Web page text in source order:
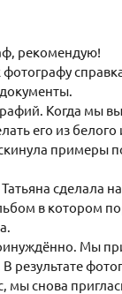
рекомендую!
Когда мы
его из
примеры
сделала
в котором
Мы
результате
мы снова